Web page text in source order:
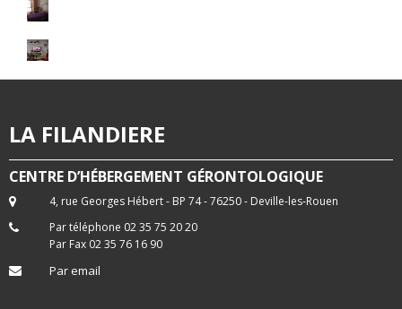
LA FILANDIERE
CENTRE D’HÉBERGEMENT GÉRONTOLOGIQUE
4, rue Georges Hébert - BP 74 - 76250 - Deville-les-Rouen
Par téléphone 02 35 75 20 20
Par Fax 02 35 76 16 90
Par email